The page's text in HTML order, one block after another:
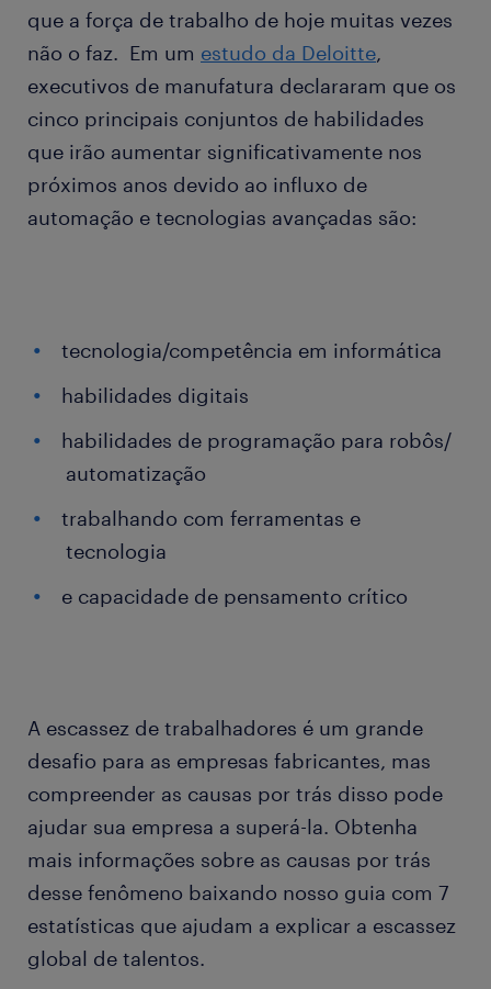
que a força de trabalho de hoje muitas vezes
não o faz. Em um estudo da Deloitte,
executivos de manufatura declararam que os
cinco principais conjuntos de habilidades
que irão aumentar significativamente nos
próximos anos devido ao influxo de
automação e tecnologias avançadas são:
tecnologia/competência em informática
habilidades digitais
habilidades de programação para robôs/
automatização
trabalhando com ferramentas e
tecnologia
e capacidade de pensamento crítico
A escassez de trabalhadores é um grande
desafio para as empresas fabricantes, mas
compreender as causas por trás disso pode
ajudar sua empresa a superá-la. Obtenha
mais informações sobre as causas por trás
desse fenômeno baixando nosso guia com 7
estatísticas que ajudam a explicar a escassez
global de talentos.